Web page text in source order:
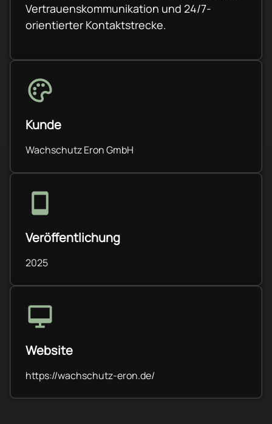
Vertrauenskommunikation und 24/7-
orientierter Kontaktstrecke.
Kunde
Wachschutz Eron GmbH
Veröffentlichung
2025
Website
https://wachschutz-eron.de/